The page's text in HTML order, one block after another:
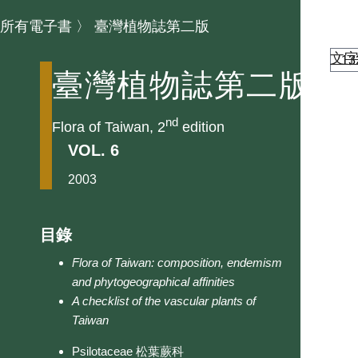
所有電子書 〉 臺灣植物誌第二版
臺灣植物誌第二版
Flora of Taiwan, 2nd edition
VOL. 6
2003
目錄
Flora of Taiwan: composition, endemism
and phytogeographical affinities
A checklist of the vascular plants of
Taiwan
Psilotaceae 松葉蕨科
文